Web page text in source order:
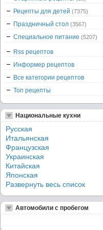
Рецепты для детей (7375)
Праздничный стол (3567)
Специальное питание (5207)
Rss рецептов
Информер рецептов
Все категории рецептов
Топ рецепты
Национальные кухни
Русская
Итальянская
Французская
Украинская
Китайская
Японская
Развернуть весь список
Автомобили с пробегом